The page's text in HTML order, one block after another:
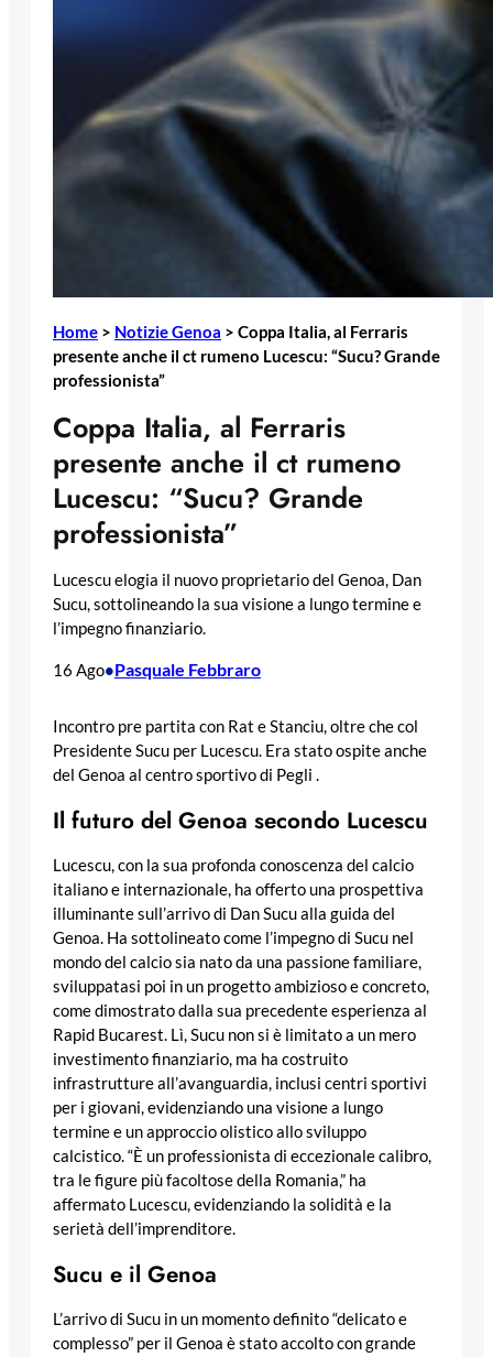
Home > Notizie Genoa > Coppa Italia, al Ferraris
presente anche il ct rumeno Lucescu: “Sucu? Grande
professionista”
Coppa Italia, al Ferraris
presente anche il ct rumeno
Lucescu: “Sucu? Grande
professionista”
Lucescu elogia il nuovo proprietario del Genoa, Dan
Sucu, sottolineando la sua visione a lungo termine e
l’impegno finanziario.
16 Ago•Pasquale Febbraro
Incontro pre partita con Rat e Stanciu, oltre che col
Presidente Sucu per Lucescu. Era stato ospite anche
del Genoa al centro sportivo di Pegli .
Il futuro del Genoa secondo Lucescu
Lucescu, con la sua profonda conoscenza del calcio
italiano e internazionale, ha offerto una prospettiva
illuminante sull’arrivo di Dan Sucu alla guida del
Genoa. Ha sottolineato come l’impegno di Sucu nel
mondo del calcio sia nato da una passione familiare,
sviluppatasi poi in un progetto ambizioso e concreto,
come dimostrato dalla sua precedente esperienza al
Rapid Bucarest. Lì, Sucu non si è limitato a un mero
investimento finanziario, ma ha costruito
infrastrutture all’avanguardia, inclusi centri sportivi
per i giovani, evidenziando una visione a lungo
termine e un approccio olistico allo sviluppo
calcistico. “È un professionista di eccezionale calibro,
tra le figure più facoltose della Romania,” ha
affermato Lucescu, evidenziando la solidità e la
serietà dell’imprenditore.
Sucu e il Genoa
L’arrivo di Sucu in un momento definito “delicato e
complesso” per il Genoa è stato accolto con grande